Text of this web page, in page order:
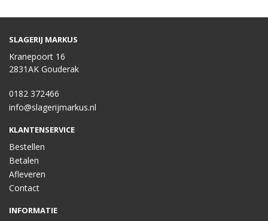
SLAGERIJ MARKUS
Kranepoort 16
2831AK Gouderak
0182 372466
info@slagerijmarkus.nl
KLANTENSERVICE
Bestellen
Betalen
Afleveren
Contact
INFORMATIE